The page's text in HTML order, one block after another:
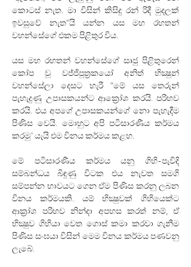
කොටස් නැත. මා විසින් කිසිදු රන් රිදී මුදලක්
ඉවසුවේ නැත”යි යන්න යස මහ රහතන්
වහන්සේගේ එකම පිළිතුර විය.
යස මහ රහතන් වහන්සේගේ සෘජු පිළිතුරෙන්
කෝප වූ වජ්ජිපුත්‍රකයෝ අනිත් භික්‍ෂුන්
වහන්සේලා දෙසට හැරී “මේ යස තෙරුන්
පැහැදුණු උපාසකයන්ට ආක්‍රෝශ කරයි. පරිභව
කරයි. එය අපගේ උපාසකයන්ගේ නො පැහැදීම
පිණිස වෙයි. මොහුට අපි පටිසාරණීය කර්මය
කරමු" යැයි එම විනය කර්මය කළහ.
මේ පටිසාරණීය කර්මය යනු ගිහි-පැවිදි
සම්බන්ධය බිඳුණු විටක එය නැවත සමගි
සම්පන්න භාවයට ගෙන ඒම පිණිස කරනු ලබන
විනය කර්මයකි. යම් භික්‍ෂුවක් ගිහියෙක්ට
ආක්‍රා්ශ පරිභව නින්දා අපහස කරත් නම්, ඒ
භික්‍ෂුව ගිහියා වෙත ගොස් කමා කරවා ගැනීම
පිණිස සංඝයා විසින් මෙම විනය කර්මය පණවනු
ලැබේ.